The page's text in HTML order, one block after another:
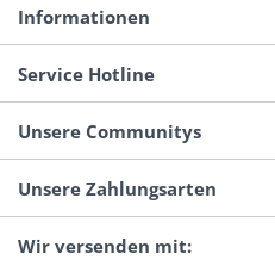
Informationen
Service Hotline
Unsere Communitys
Unsere Zahlungsarten
Wir versenden mit: